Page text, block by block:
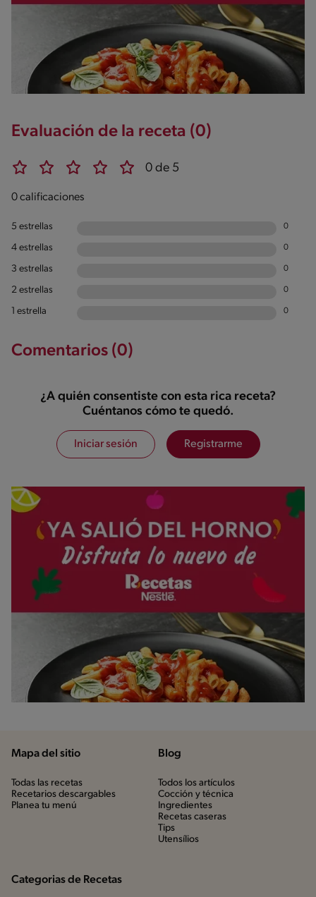
Evaluación de la receta (0)
0 de 5
0 calificaciones
5 estrellas 0
4 estrellas 0
3 estrellas 0
2 estrellas 0
1 estrella 0
Comentarios (0)
¿A quién consentiste con esta rica receta?
Cuéntanos cómo te quedó.
Iniciar sesión Registrarme
Mapa del sitio
Todas las recetas
Recetarios descargables
Planea tu menú
Blog
Todos los artículos
Cocción y técnica
Ingredientes
Recetas caseras
Tips
Utensílios
Categorias de Recetas